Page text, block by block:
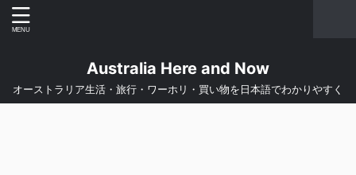
Australia Here and Now
オーストラリア生活・旅行・ワーホリ・買い物を日本語でわかりやすく